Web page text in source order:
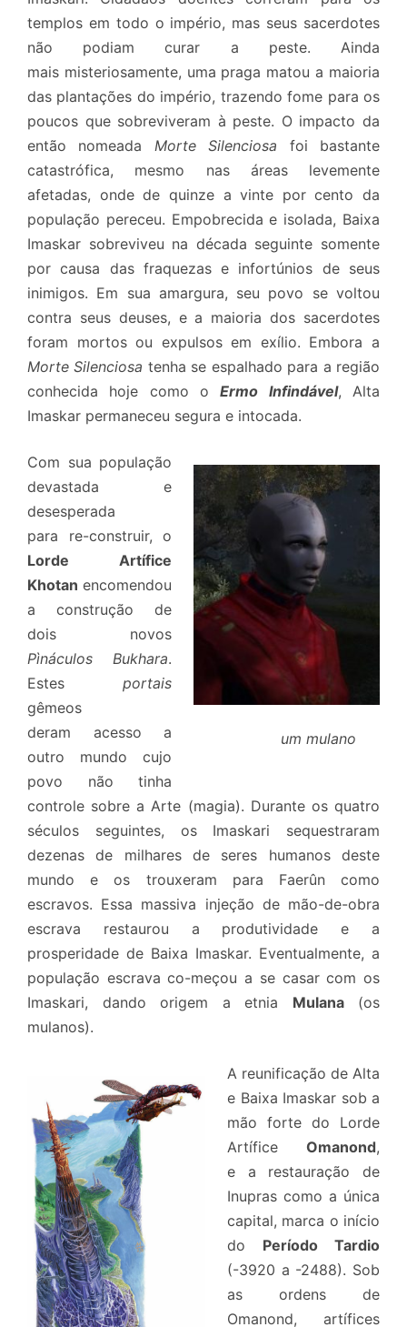
templos em todo o império, mas seus sacerdotes
não podiam curar a peste. Ainda
mais misteriosamente, uma praga matou a maioria
das plantações do império, trazendo fome para os
poucos que sobreviveram à peste. O impacto da
então nomeada Morte Silenciosa foi bastante
catastrófica, mesmo nas áreas levemente
afetadas, onde de quinze a vinte por cento da
população pereceu. Empobrecida e isolada, Baixa
Imaskar sobreviveu na década seguinte somente
por causa das fraquezas e infortúnios de seus
inimigos. Em sua amargura, seu povo se voltou
contra seus deuses, e a maioria dos sacerdotes
foram mortos ou expulsos em exílio. Embora a
Morte Silenciosa tenha se espalhado para a região
conhecida hoje como oErmo Infindável, Alta
Imaskar permaneceu segura e intocada.
um mulano
Com sua população
devastada e
desesperada
para re-construir, o
Lorde Artífice
Khotan encomendou
a construção de
dois novos
Pìnáculos Bukhara.
Estes portais
gêmeos
deram acesso a
outro mundo cujo
povo não tinha
controle sobre a Arte (magia). Durante os quatro
séculos seguintes, os Imaskari sequestraram
dezenas de milhares de seres humanos deste
mundo e os trouxeram para Faerûn como
escravos. Essa massiva injeção de mão-de-obra
escrava restaurou a produtividade e a
prosperidade de Baixa Imaskar. Eventualmente, a
população escrava co-meçou a se casar com os
Imaskari, dando origem a etnia Mulana(os
mulanos).
A reunificação de Alta
e Baixa Imaskar sob a
mão forte do Lorde
Artífice Omanond,
e a restauração de
Inupras como a única
capital, marca o início
do Período Tardio
(-3920 a -2488). Sob
as ordens de
Omanond, artífices